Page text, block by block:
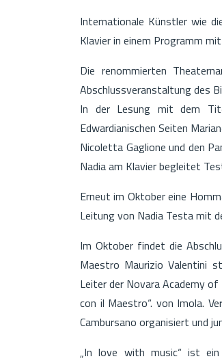
Internationale Künstler wie
Klavier in einem Programm
Die renommierten
Abschlussveranstaltung des
In der Lesung mit dem
Edwardianischen Seiten
Nicoletta Gaglione und den
Nadia am Klavier begleitet
Erneut im Oktober eine
Leitung von Nadia Testa mit
Im Oktober findet die
Maestro Maurizio Valentini
Leiter der Novara Academy
con il Maestro“. von Imola.
Cambursano organisiert und
„In love with music“ ist ein